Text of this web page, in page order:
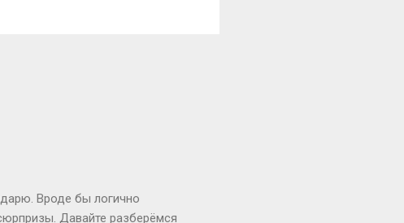
Вроде бы логично
Давайте разберёмся